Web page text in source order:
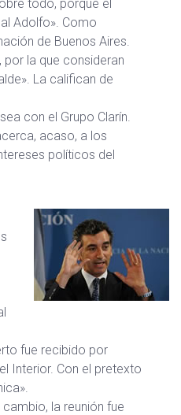
todo, porque el
Adolfo». Como
de Buenos Aires.
por la que consideran
La califican de
con el Grupo Clarín.
acaso, a los
políticos del
fue recibido por
Interior. Con el pretexto
la reunión fue